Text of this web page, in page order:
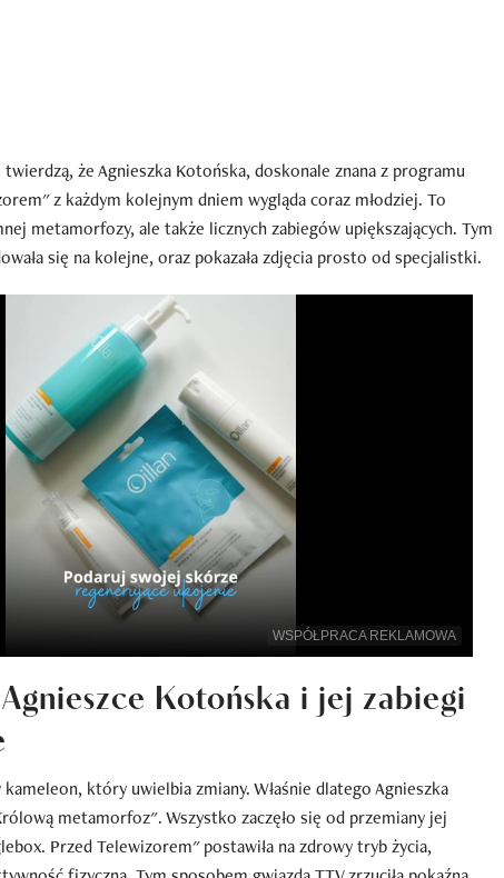
że Agnieszka Kotońska, doskonale znana z programu
z każdym kolejnym dniem wygląda coraz młodziej. To
metamorfozy, ale także licznych zabiegów upiększających. Tym
się na kolejne, oraz pokazała zdjęcia prosto od specjalistki.
WSPÓŁPRACA REKLAMOWA
Kotońska i jej zabiegi
który uwielbia zmiany. Właśnie dlatego Agnieszka
metamorfoz". Wszystko zaczęło się od przemiany jej
Przed Telewizorem" postawiła na zdrowy tryb życia,